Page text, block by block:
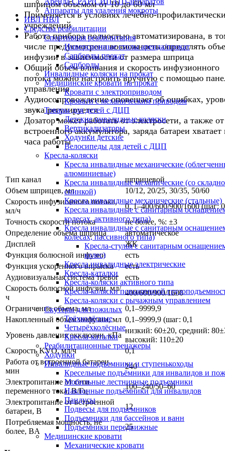
Аппараты для удаления мокроты
ИВЛ НВЛ
Средства реабилитации
Спортивная реабилитация
Инверсионные столы аренда/прокат
Сапборды прокат
Сапборды
Инвалидные коляски на прокат
Медицинские кровати на прокат
Кровати с электроприводом
Кровати с механическим приводом
Товары для детей с ДЦП
Детские инвалидные коляски
Вертикализаторы
Ходунки детские
Велосипеды для детей с ДЦП
Кресла-коляски
Кресла инвалидные механические
алюминиевые)
Кресла инвалидные механические (со
спинкой)
Кресла инвалидные механические (стальные)
Кресла инвалидные с санитарным
колесах, активного типа)
Кресла инвалидные с санитарным
колесах, пассивного типа)
Кресла-стулья с санитарным
колес)
Кресла инвалидные электрические
Кресла-каталки
Кресла-коляски активного типа
Кресла-коляски повышенной
Кресла-коляски с рычажным управлением
Скутеры для пожилых
Трёхколёсные
Четырёхколёсные
Кресла-каталки
Реабилитационные тренажеры
Ходунки
Инвалидные подъемники и ступенькоходы
Кресельные подъёмники для инвалидов и
Мобильные лестничные подъемники
Наклонные подъёмники для инвалидов
Пандусы
Подвесы для подъемников
Подъемники для бассейнов и ванн
Подъемники передвижные
Медицинские кровати
Механические кровати
шприцом объемом от 10 до 60 мл
Применяется в условиях лечебно-
учреждений
Работа прибора полностью автоматизирована, в
числе предусмотрена возможность определять
инфузии в зависимости от размера шприца
Общий объем вливания и скорость инфузионного
потока можно настроить вручную с помощью
управления
Аудиосопровождение оповещает об ошибках,
звука регулируется
Дозатор может работать от электросети, а также от
встроенного аккумулятора, заряда батареи хватает
часа работы
Тип канал
шприцевой
Объем шприцев, мл
10/12, 20/25, 30/35, 50/60
Скорость инфузионного потока,
мл/ч
0, 1–400/600/900/1600 (шаг:
Точность скорости потока
не более, %: ±3
Определение объема шприца
автоматическое
Дисплей
ЖК
Функция болюсной инфузии
есть
Функция ускоренного впрыска
есть
Аудиовизуальная система тревог
есть
Скорость болюсной инфузии, мл/
ч
400/600/900/1600
Ограничение объема, мл
0,1–9999,9
Накопленный объем инфузии, мл 0,1–9999,9 (шаг: 0,1
Уровень давления окклюзии, кПа
низкий: 60±20, средний:
высокий: 110±20
Скорость KVO, мл/ч
0,1
Работа от встроенной батареи,
мин
240
Электропитание от сети
переменного тока, В/Гц
100–240/50–60
Электропитание от встроенной
батареи, В
12
Потребляемая мощность, не
более, BA
25